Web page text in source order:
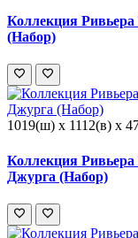
Коллекция
(Набор)
1019(ш) x 1112(в) x
Коллекция Ривьера
Джурга (Набор)